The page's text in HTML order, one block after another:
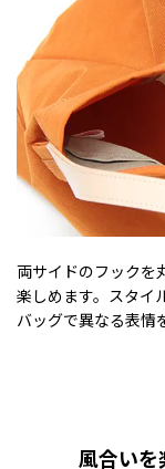
両サイドのフックを
楽しめます。スタイ
バッグで異なる表情
風合いを